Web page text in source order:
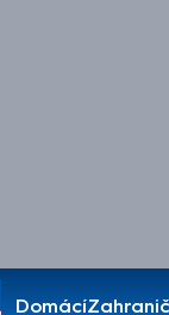
Domácí